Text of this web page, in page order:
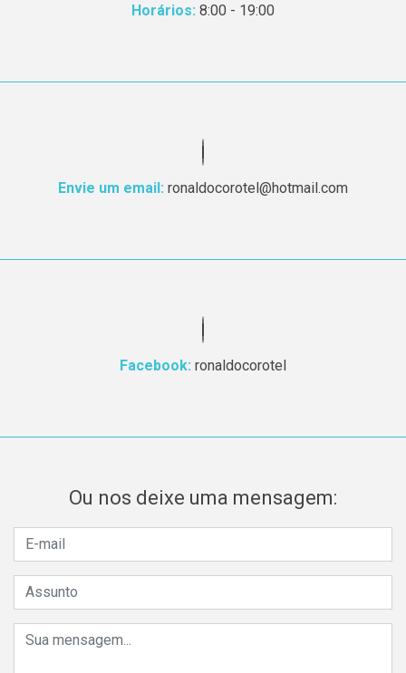
Horários: 8:00 - 19:00
Envie um email: ronaldocorotel@hotmail.com
Facebook: ronaldocorotel
Ou nos deixe uma mensagem: